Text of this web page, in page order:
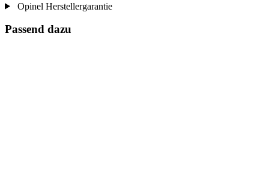
Opinel Herstellergarantie
Passend dazu